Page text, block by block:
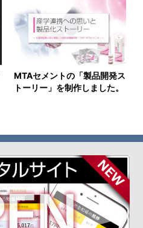
MTAセメントの「製品開発ス
トーリー」を制作しました。